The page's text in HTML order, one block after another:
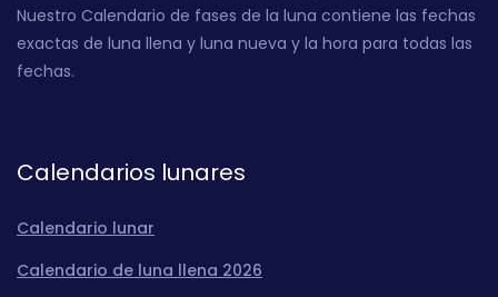
Nuestro Calendario de fases de la luna contiene las fechas
exactas de luna llena y luna nueva y la hora para todas las
fechas.
Calendarios lunares
Calendario lunar
Calendario de luna llena 2026